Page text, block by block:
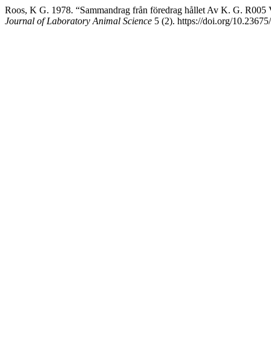
Roos, K G. 1978. “Sammandrag från föredrag hållet Av K. G.
Journal of Laboratory Animal Science 5 (2). https://doi.org/